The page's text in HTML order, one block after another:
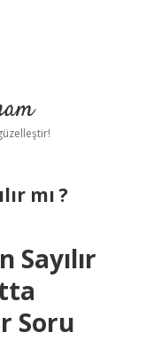
mı ?
Soru